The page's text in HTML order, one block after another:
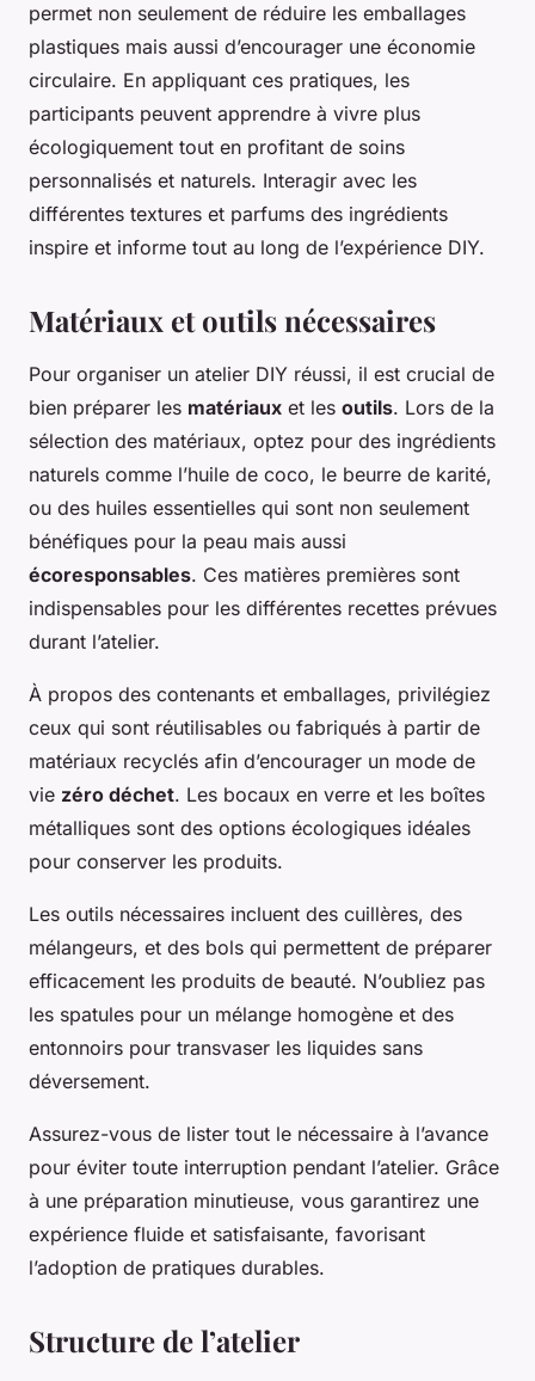
permet non seulement de réduire les emballages
plastiques mais aussi d’encourager une économie
circulaire. En appliquant ces pratiques, les
participants peuvent apprendre à vivre plus
écologiquement tout en profitant de soins
personnalisés et naturels. Interagir avec les
différentes textures et parfums des ingrédients
inspire et informe tout au long de l’expérience DIY.
Matériaux et outils nécessaires
Pour organiser un atelier DIY réussi, il est crucial de
bien préparer les matériaux et les outils. Lors de la
sélection des matériaux, optez pour des ingrédients
naturels comme l’huile de coco, le beurre de karité,
ou des huiles essentielles qui sont non seulement
bénéfiques pour la peau mais aussi
écoresponsables. Ces matières premières sont
indispensables pour les différentes recettes prévues
durant l’atelier.
À propos des contenants et emballages, privilégiez
ceux qui sont réutilisables ou fabriqués à partir de
matériaux recyclés afin d’encourager un mode de
vie zéro déchet. Les bocaux en verre et les boîtes
métalliques sont des options écologiques idéales
pour conserver les produits.
Les outils nécessaires incluent des cuillères, des
mélangeurs, et des bols qui permettent de préparer
efficacement les produits de beauté. N’oubliez pas
les spatules pour un mélange homogène et des
entonnoirs pour transvaser les liquides sans
déversement.
Assurez-vous de lister tout le nécessaire à l’avance
pour éviter toute interruption pendant l’atelier. Grâce
à une préparation minutieuse, vous garantirez une
expérience fluide et satisfaisante, favorisant
l’adoption de pratiques durables.
Structure de l’atelier